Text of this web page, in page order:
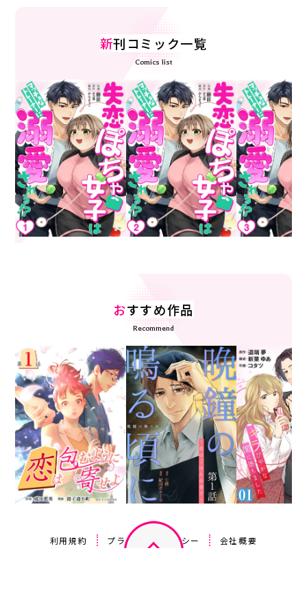
新刊コミック一覧
Comics list
おすすめ作品
Recommend
利用規約 プライバシーポリシー 会社概要